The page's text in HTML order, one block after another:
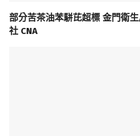
部分苦茶油苯駢芘超標 金門衛
社 CNA